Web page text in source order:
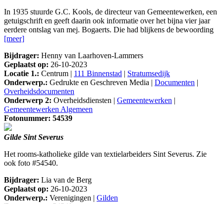
In 1935 stuurde G.C. Kools, de directeur van Gemeentewerken, een
getuigschrift en geeft daarin ook informatie over het bijna vier jaar
eerdere ontslag van mej. Bogaerts. Die had blijkens de bewoording
[meer]
Bijdrager: Henny van Laarhoven-Lammers
Geplaatst op: 26-10-2023
Locatie 1.: Centrum | 111 Binnenstad | Stratumsedijk
Onderwerp.: Gedrukte en Geschreven Media | Documenten |
Overheidsdocumenten
Onderwerp 2: Overheidsdiensten | Gemeentewerken |
Gemeentewerken Algemeen
Fotonummer: 54539
Gilde Sint Severus
Het rooms-katholieke gilde van textielarbeiders Sint Severus. Zie
ook foto #54540.
Bijdrager: Lia van de Berg
Geplaatst op: 26-10-2023
Onderwerp.: Verenigingen | Gilden